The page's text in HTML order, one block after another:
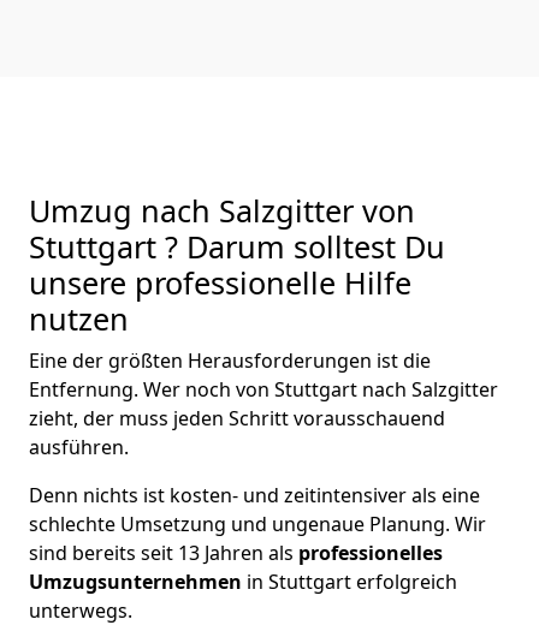
Umzug nach Salzgitter von
Stuttgart ? Darum solltest Du
unsere professionelle Hilfe
nutzen
Eine der größten Herausforderungen ist die
Entfernung. Wer noch von Stuttgart nach Salzgitter
zieht, der muss jeden Schritt vorausschauend
ausführen.
Denn nichts ist kosten- und zeitintensiver als eine
schlechte Umsetzung und ungenaue Planung. Wir
sind bereits seit 13 Jahren als professionelles
Umzugsunternehmen in Stuttgart erfolgreich
unterwegs.